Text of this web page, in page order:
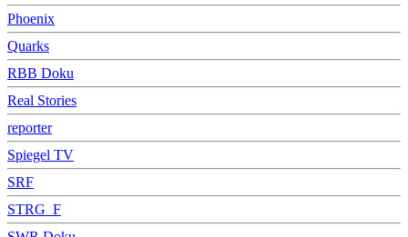
Phoenix
Quarks
RBB Doku
Real Stories
reporter
Spiegel TV
SRF
STRG_F